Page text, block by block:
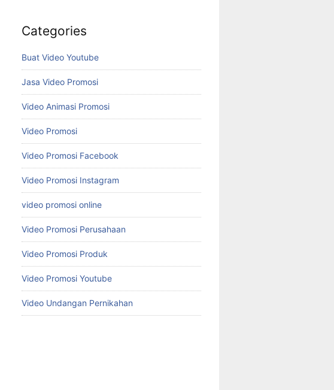
Categories
Buat Video Youtube
Jasa Video Promosi
Video Animasi Promosi
Video Promosi
Video Promosi Facebook
Video Promosi Instagram
video promosi online
Video Promosi Perusahaan
Video Promosi Produk
Video Promosi Youtube
Video Undangan Pernikahan